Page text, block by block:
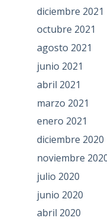
diciembre 2021
octubre 2021
agosto 2021
junio 2021
abril 2021
marzo 2021
enero 2021
diciembre 2020
noviembre
julio 2020
junio 2020
abril 2020